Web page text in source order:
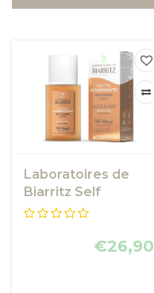
Laboratoires de
Biarritz Self
Tanning Drops
€26,90